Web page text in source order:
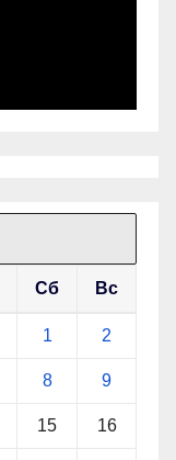
Сб Вс
1 2
8 9
15 16